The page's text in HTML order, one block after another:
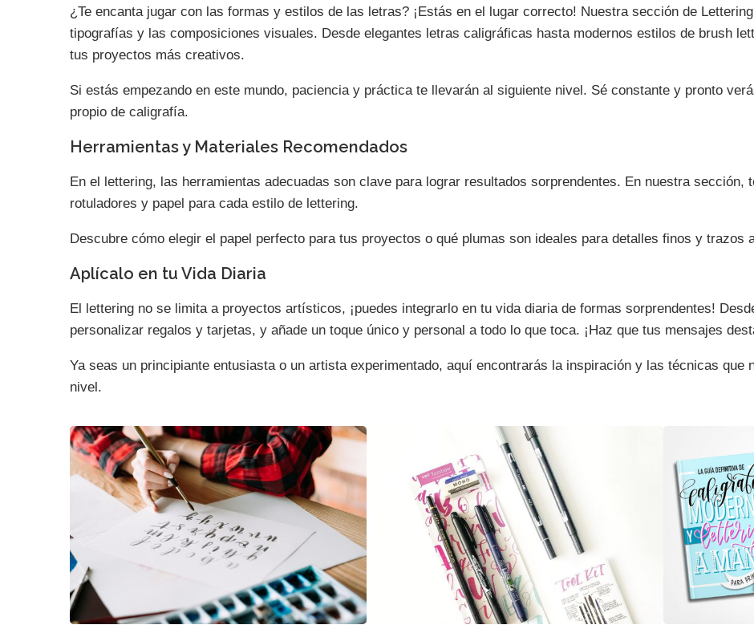
¿Te encanta jugar con las formas y estilos de las letras? ¡Estás en el lugar correcto! Nuestra sección de
tipografías y las composiciones visuales. Desde elegantes letras caligráficas hasta modernos estilos de brush
tus proyectos más creativos.
Si estás empezando en este mundo, paciencia y práctica te llevarán al siguiente nivel. Sé constante y pronto
propio de caligrafía.
Herramientas y Materiales Recomendados
En el lettering, las herramientas adecuadas son clave para lograr resultados sorprendentes. En nuestra sección,
rotuladores y papel para cada estilo de lettering.
Descubre cómo elegir el papel perfecto para tus proyectos o qué plumas son ideales para detalles finos y trazos
Aplícalo en tu Vida Diaria
El lettering no se limita a proyectos artísticos, ¡puedes integrarlo en tu vida diaria de formas sorprendentes!
personalizar regalos y tarjetas, y añade un toque único y personal a todo lo que toca. ¡Haz que tus mensajes
Ya seas un principiante entusiasta o un artista experimentado, aquí encontrarás la inspiración y las técnicas
nivel.